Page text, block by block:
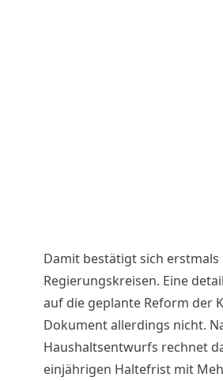
Damit bestätigt sich
Regierungskreisen. Eine
auf die geplante Reform der
Dokument allerdings nicht.
Haushaltsentwurfs rechnet
einjährigen Haltefrist mit